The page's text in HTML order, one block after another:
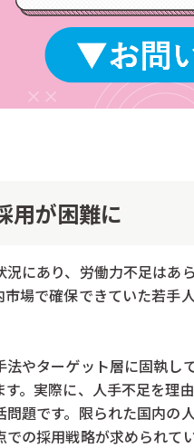
用が困難に
にあり、労働力不足はあ
場で確保できていた若手
やターゲット層に固執
。実際に、人手不足を理
題です。限られた国内の
の採用戦略が求められてい